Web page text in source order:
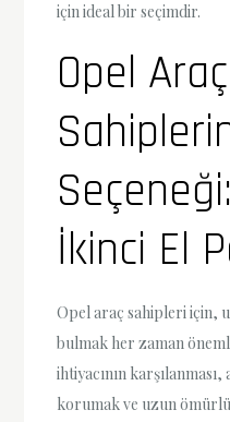
için ideal bir seçimdir.
Opel Araç
İkinci El
Opel araç sahipleri için,
bulmak her zaman
ihtiyacının
korumak ve uzun ömürlü